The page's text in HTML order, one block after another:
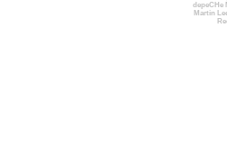
depeCHe
Martin